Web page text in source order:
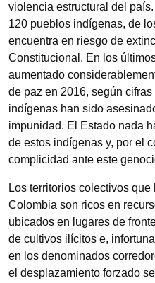
violencia estructural del
120 pueblos indígenas, de
encuentra en riesgo de
Constitucional. En los
aumentado
de paz en 2016, según
indígenas han sido
impunidad. El Estado nada
de estos indígenas y, por el
complicidad ante este
Los territorios colectivos
Colombia son ricos en
ubicados en lugares de
de cultivos ilícitos e,
en los denominados
el desplazamiento forzado